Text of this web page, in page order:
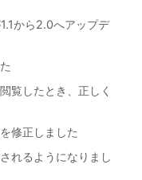
から2.0へアップデ
覧したとき、正しく
修正しました
れるようになりまし